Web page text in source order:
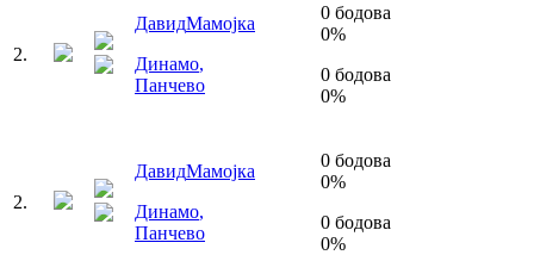
2.
ДавидМамојка
Динамо,
Панчево
0 бодова
0%
0 бодова
0%
2.
ДавидМамојка
Динамо,
Панчево
0 бодова
0%
0 бодова
0%